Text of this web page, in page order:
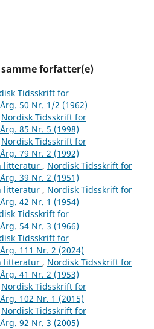
forfatter(e)
Tidsskrift for
50 Nr. 1/2 (1962)
Nordisk Tidsskrift for
85 Nr. 5 (1998)
Nordisk Tidsskrift for
79 Nr. 2 (1992)
litteratur , Nordisk Tidsskrift for
39 Nr. 2 (1951)
litteratur , Nordisk Tidsskrift for
42 Nr. 1 (1954)
Tidsskrift for
54 Nr. 3 (1966)
Tidsskrift for
111 Nr. 2 (2024)
litteratur , Nordisk Tidsskrift for
41 Nr. 2 (1953)
Nordisk Tidsskrift for
102 Nr. 1 (2015)
Nordisk Tidsskrift for
92 Nr. 3 (2005)